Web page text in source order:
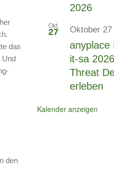
das
Und
den
2026
Okt.
27 Oktober 27
anyplace
it-sa
Threat
erleben
Kalender anzeigen